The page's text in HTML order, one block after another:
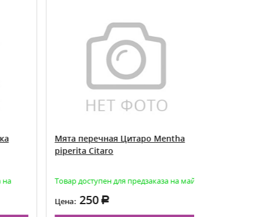
Мята перечная Цитаро Mentha
piperita Citaro
Товар доступен для предзаказа на май
Цена: 250